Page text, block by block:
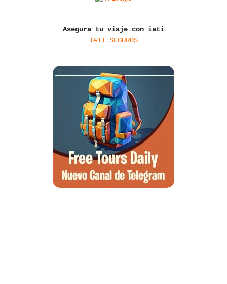
Asegura tu viaje con iati
IATI SEGUROS